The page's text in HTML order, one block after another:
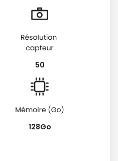
50
128Go